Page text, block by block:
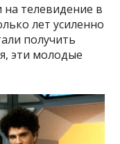
телевидение в
лет усиленно
получить
эти молодые